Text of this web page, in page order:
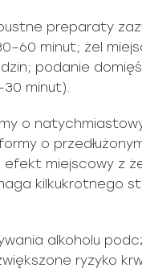
preparaty
minut; żel
podanie
minut).
o
o
miejscowy z
kilkukrotnego
alkoholu
ryzyko